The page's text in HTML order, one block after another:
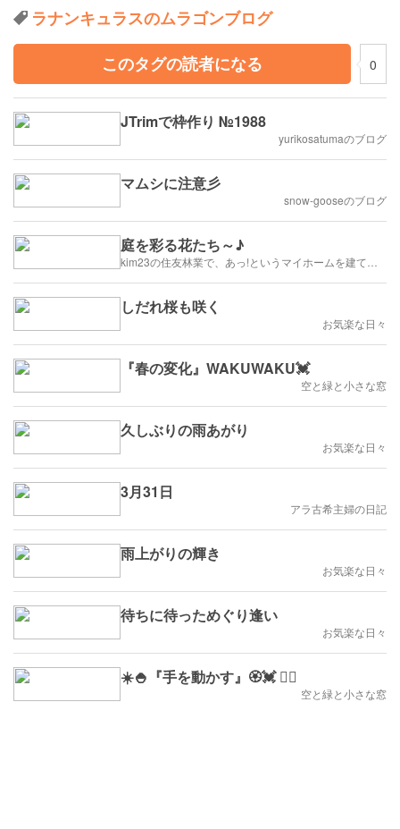
ラナンキュラスのムラゴンブログ
このタグの読者になる
0
JTrimで枠作り №1988
yurikosatumaのブログ
マムシに注意彡
snow-gooseのブログ
庭を彩る花たち～♪
しだれ桜も咲く
お気楽な日々
『春の変化』WAKUWAKU💓
空と緑と小さな窓
久しぶりの雨あがり
お気楽な日々
3月31日
アラ古希主婦の日記
雨上がりの輝き
お気楽な日々
待ちに待っためぐり逢い
お気楽な日々
☀️🍚『手を動かす』🏵️💓 👱‍♀️
空と緑と小さな窓